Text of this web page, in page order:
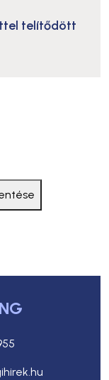
telítődött